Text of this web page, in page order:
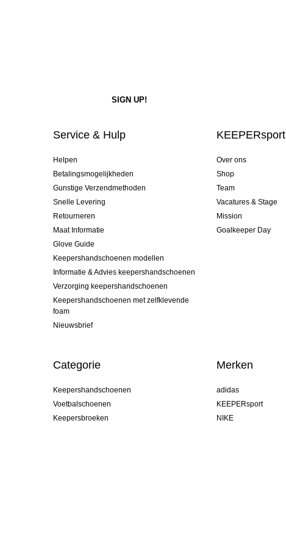
Service & Hulp
Helpen
Betalingsmogelijkheden
Gunstige Verzendmethoden
Snelle Levering
Retourneren
Maat Informatie
Glove Guide
Keepershandschoenen modellen
Informatie & Advies keepershandschoenen
Verzorging keepershandschoenen
Keepershandschoenen met zelfklevende
foam
Nieuwsbrief
KEEPERsport
Over ons
Shop
Team
Vacatures & Stage
Mission
Goalkeeper Day
Categorie
Keepershandschoenen
Voetbalschoenen
Keepersbroeken
Merken
adidas
KEEPERsport
NIKE